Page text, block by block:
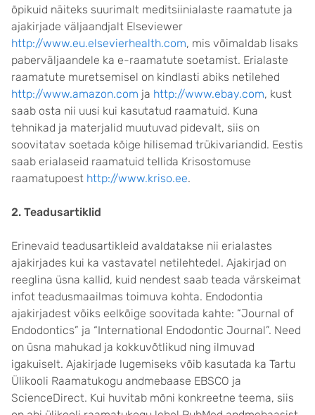
õpikuid näiteks suurimalt meditsiinialaste raamatute ja
ajakirjade väljaandjalt Elseviewer
http://www.eu.elsevierhealth.com, mis võimaldab lisaks
paberväljaandele ka e-raamatute soetamist. Erialaste
raamatute muretsemisel on kindlasti abiks netilehed
http://www.amazon.com ja http://www.ebay.com, kust
saab osta nii uusi kui kasutatud raamatuid. Kuna
tehnikad ja materjalid muutuvad pidevalt, siis on
soovitatav soetada kõige hilisemad trükivariandid. Eestis
saab erialaseid raamatuid tellida Krisostomuse
raamatupoest http://www.kriso.ee.
2. Teadusartiklid
Erinevaid teadusartikleid avaldatakse nii erialastes
ajakirjades kui ka vastavatel netilehtedel. Ajakirjad on
reeglina üsna kallid, kuid nendest saab teada värskeimat
infot teadusmaailmas toimuva kohta. Endodontia
ajakirjadest võiks eelkõige soovitada kahte: “Journal of
Endodontics” ja “International Endodontic Journal”. Need
on üsna mahukad ja kokkuvõtlikud ning ilmuvad
igakuiselt. Ajakirjade lugemiseks võib kasutada ka Tartu
Ülikooli Raamatukogu andmebaase EBSCO ja
ScienceDirect. Kui huvitab mõni konkreetne teema, siis